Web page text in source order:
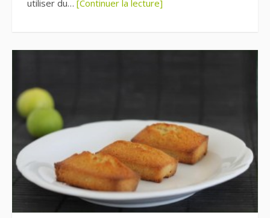
utiliser du… [Continuer la lecture]